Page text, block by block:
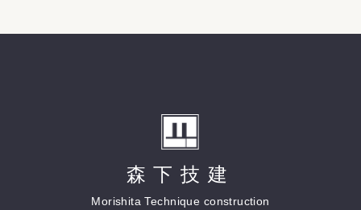
森下技建
Morishita Technique construction